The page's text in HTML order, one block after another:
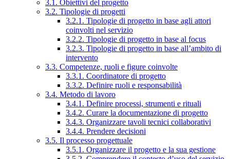
3.1. Obiettivi del progetto
3.2. Tipologie di progetti
3.2.1. Tipologie di progetto in base agli attori
coinvolti nel servizio
3.2.2. Tipologie di progetto in base al focus
3.2.3. Tipologie di progetto in base all’ambito di
intervento
3.3. Competenze, ruoli e figure coinvolte
3.3.1. Coordinatore di progetto
3.3.2. Definire ruoli e responsabilità
3.4. Metodo di lavoro
3.4.1. Definire processi, strumenti e rituali
3.4.2. Curare la documentazione di progetto
3.4.3. Organizzare tavoli tecnici collaborativi
3.4.4. Prendere decisioni
3.5. Il processo progettuale
3.5.1. Organizzare il progetto e la sua gestione